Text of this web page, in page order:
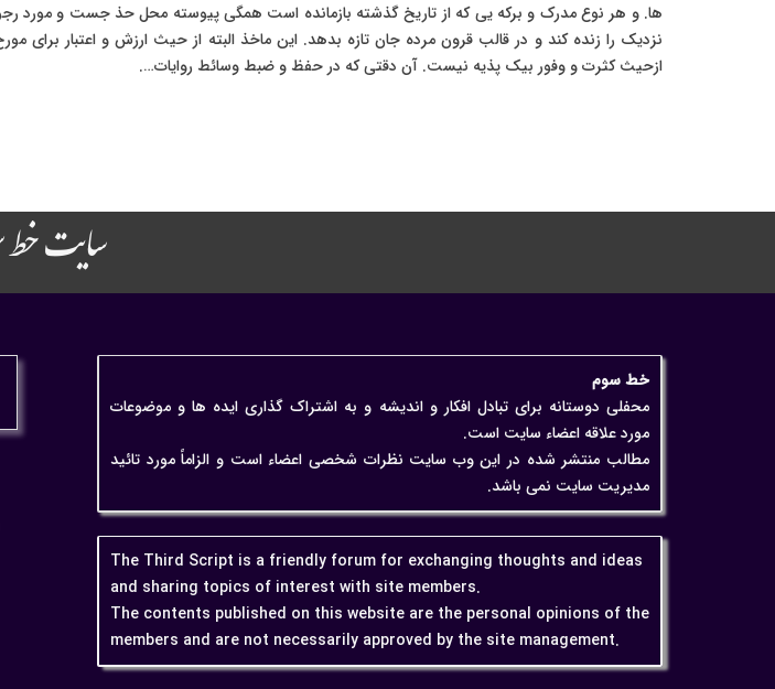
ها. و هر نوع مدرک و برکه یی که از تاریخ گذشته بازمانده است همگی پیوسته محل حذ جست و مورد
نزدیک را زنده کند و در قالب قرون مرده جان تازه بدهد. این ماخذ البته از حیث ارزش و اعتبار برای
ازحیث کثرت و وفور بیک پذیه نیست. آن دقتی که در حفظ و ضبط وسائط روایات….
سایت
خط سوم
محفلی دوستانه برای تبادل افکار و اندیشه و به اشتراک گذاری ایده ها و موضوعات
مورد علاقه اعضاء سایت است.
مطالب منتشر شده در این وب سایت نظرات شخصی اعضاء است و الزاماً مورد تائید
مدیریت سایت نمی باشد.
The Third Script is a friendly forum for exchanging thoughts and ideas
and sharing topics of interest with site members.
The contents published on this website are the personal opinions of the
members and are not necessarily approved by the site management.